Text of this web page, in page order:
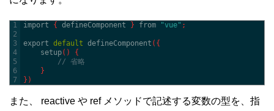
1
2
3
4
5
6
7
import { defineComponent } from "vue" ;
export default defineComponent ( {
setup( )
{
// 省略
}
} )
また、 reactive や ref メソッドで記述する変数の型を、指